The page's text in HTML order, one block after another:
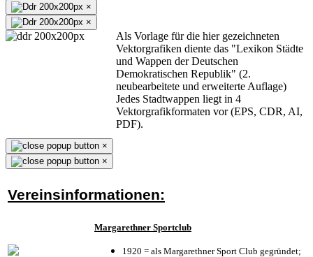
×
×
Als Vorlage für die hier gezeichneten
Vektorgrafiken diente das "Lexikon Städte
und Wappen der Deutschen
Demokratischen Republik" (2.
neubearbeitete und erweiterte Auflage)
Jedes Stadtwappen liegt in 4
Vektorgrafikformaten vor (EPS, CDR, AI,
PDF).
×
×
Vereinsinformationen:
Margarethner Sportclub
1920 = als Margarethner Sport Club gegründet;